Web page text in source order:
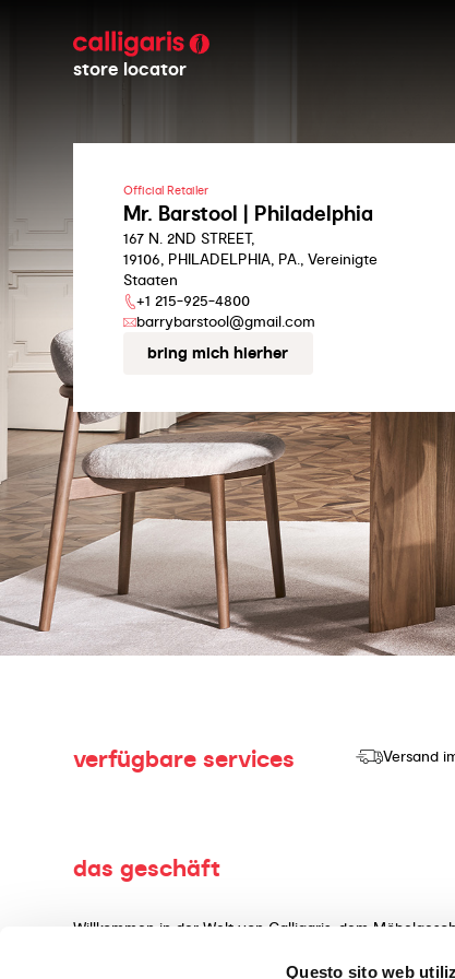
Questo sito web
store locator
Official Retailer
Mr. Barstool | Philadelphia
167 N. 2ND STREET,
19106, PHILADELPHIA, PA., Vereinigte
Staaten
+1 215-925-4800
barrybarstool@gmail.com
bring mich hierher
verfügbare services Versand
das geschäft
Willkommen in der Welt von Calligaris, dem
Herstellung und dem Verkauf von hochwertigen